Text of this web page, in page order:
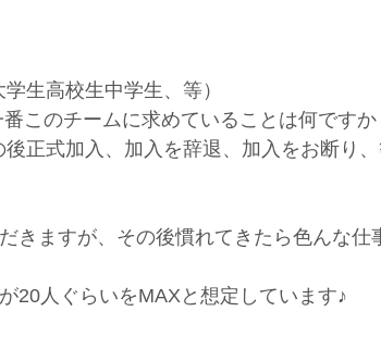
生高校生中学生、等）
このチームに求めていることは何です
正式加入、加入を辞退、加入をお断り
きますが、その後慣れてきたら色んな
20人ぐらいをMAXと想定しています♪